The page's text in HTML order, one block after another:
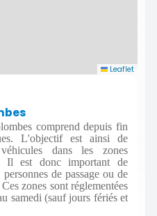
Leaflet
comprend depuis fin
L'objectif est ainsi de
dans les zones
Il est donc important de
de passage ou de
zones sont réglementées
samedi (sauf jours fériés et